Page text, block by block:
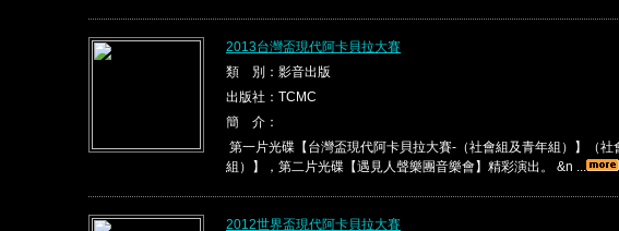
2013台灣盃現代阿卡貝拉大賽
類 別：影音出版
出版社：TCMC
簡 介：
第一片光碟【台灣盃現代阿卡貝拉大賽-（社會組及青年組）】（社
組）】，第二片光碟【遇見人聲樂團音樂會】精彩演出。 &n ...
2012世界盃現代阿卡貝拉大賽